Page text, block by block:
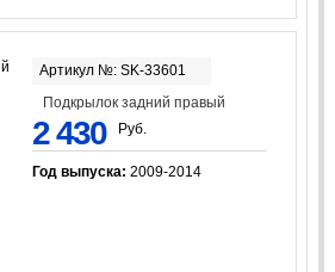
Артикул №: SK-33601
Подкрылок задний правый
2 430 Руб.
Год выпуска: 2009-2014